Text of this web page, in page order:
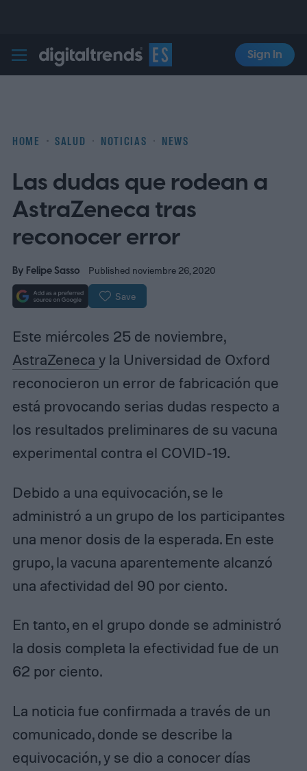
Digital Trends Español
Sign In
HOME SALUD NOTICIAS NEWS
Las dudas que rodean a
AstraZeneca tras
reconocer error
By Felipe Sasso Published noviembre 26, 2020
Save
Este miércoles 25 de noviembre,
AstraZeneca y la Universidad de Oxford
reconocieron un error de fabricación que
está provocando serias dudas respecto a
los resultados preliminares de su vacuna
experimental contra el COVID-19.
Debido a una equivocación, se le
administró a un grupo de los participantes
una menor dosis de la esperada. En este
grupo, la vacuna aparentemente alcanzó
una afectividad del 90 por ciento.
En tanto, en el grupo donde se administró
la dosis completa la efectividad fue de un
62 por ciento.
La noticia fue confirmada a través de un
comunicado, donde se describe la
equivocación, y se dio a conocer días